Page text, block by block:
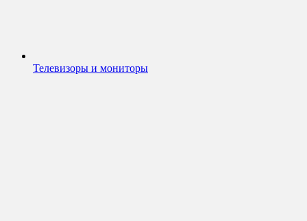
Телевизоры и мониторы